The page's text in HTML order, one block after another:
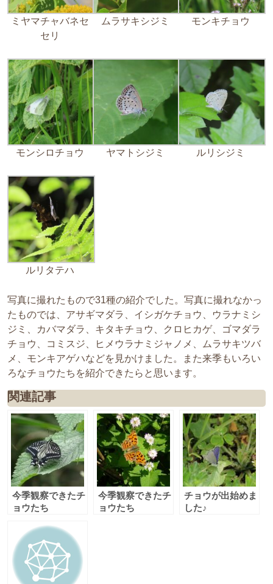
ミヤマチャバネセ
セリ
ムラサキシジミ モンキチョウ
モンシロチョウ ヤマトシジミ ルリシジミ
ルリタテハ
写真に撮れたもので31種の紹介でした。写真に撮れなかっ
たものでは、アサギマダラ、イシガケチョウ、ウラナミシ
ジミ、カバマダラ、キタキチョウ、クロヒカゲ、ゴマダラ
チョウ、コミスジ、ヒメウラナミジャノメ、ムラサキツバ
メ、モンキアゲハなどを見かけました。また来季もいろい
ろなチョウたちを紹介できたらと思います。
関連記事
今季観察できたチ
ョウたち
今季観察できたチ
ョウたち
チョウが出始めま
した♪